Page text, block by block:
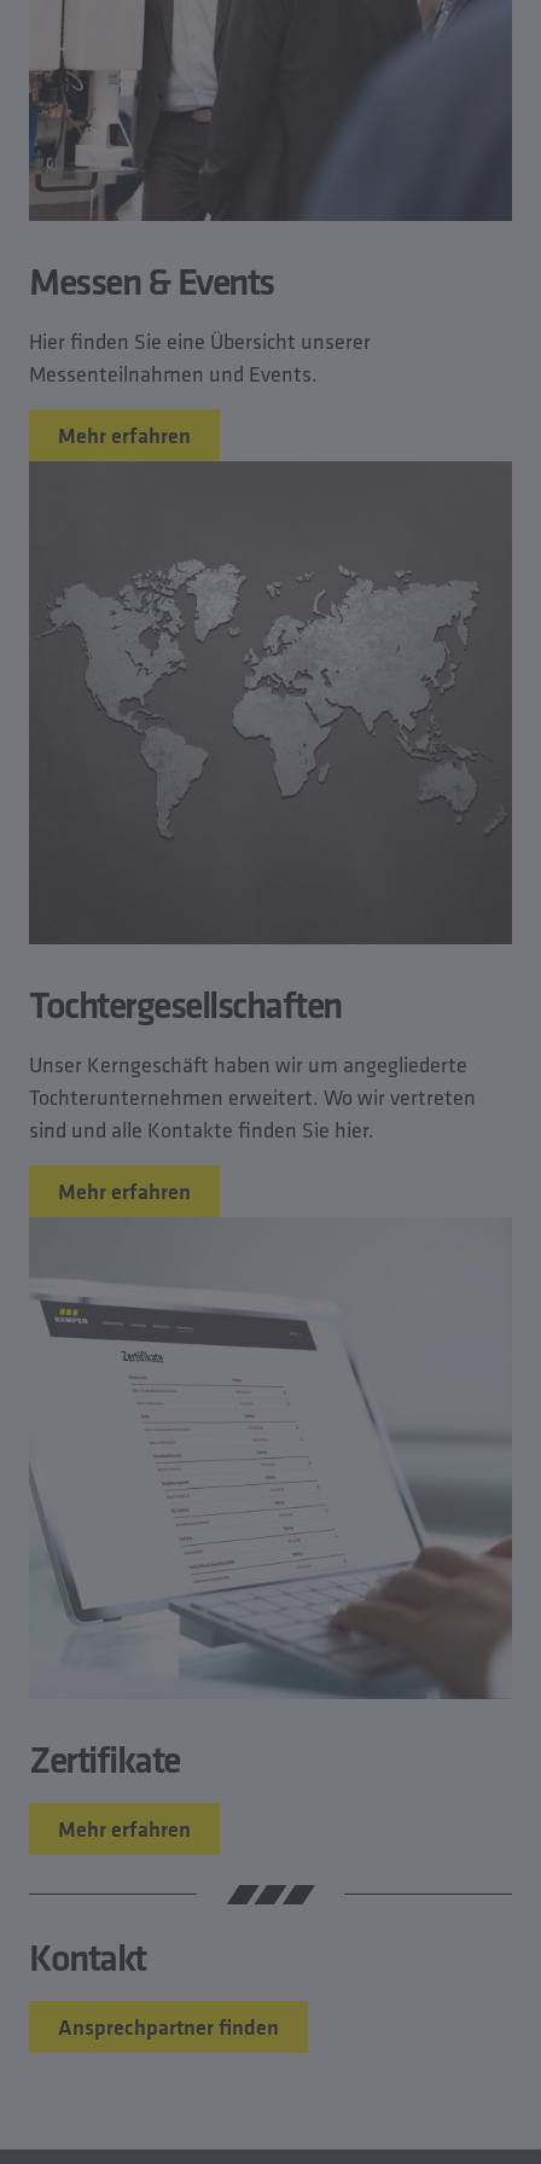
Messen & Events
Hier finden Sie eine Übersicht unserer
Messenteilnahmen und Events.
Mehr erfahren
Tochtergesellschaften
Unser Kerngeschäft haben wir um angegliederte
Tochterunternehmen erweitert. Wo wir vertreten
sind und alle Kontakte finden Sie hier.
Mehr erfahren
Zertifikate
Mehr erfahren
Kontakt
Ansprechpartner finden